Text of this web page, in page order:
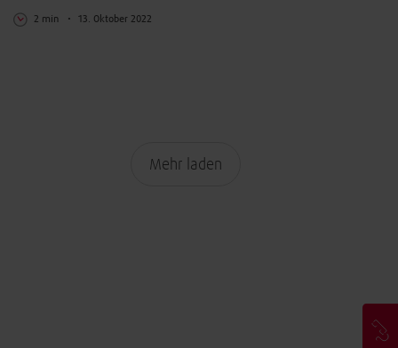
2 min 13. Oktober 2022
Mehr laden